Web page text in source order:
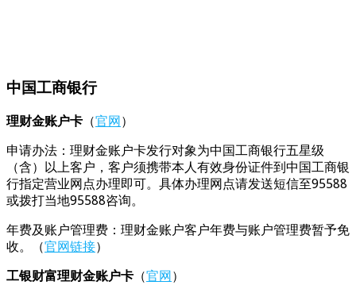
中国工商银行
理财金账户卡 （官网）
申请办法：理财金账户卡发行对象为中国工商银行五星级
（含）以上客户，客户须携带本人有效身份证件到中国工商银
行指定营业网点办理即可。具体办理网点请发送短信至95588
或拨打当地95588咨询。
年费及账户管理费：理财金账户客户年费与账户管理费暂予免
收。（官网链接）
工银财富理财金账户卡 （官网）